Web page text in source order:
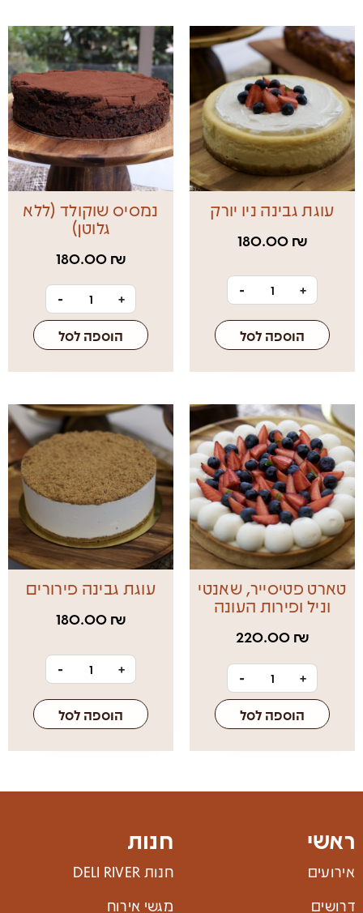
עוגת גבינה ניו יורק
180.00 ₪
- +
הוספה לסל
נמסיס שוקולד (ללא
גלוטן)
180.00 ₪
- +
הוספה לסל
טארט פטיסייר, שאנטי
וניל ופירות העונה
220.00 ₪
- +
הוספה לסל
עוגת גבינה פירורים
180.00 ₪
- +
הוספה לסל
ראשי
אירועים
דרושים
חנות
חנות DELI RIVER
מגשי אירוח